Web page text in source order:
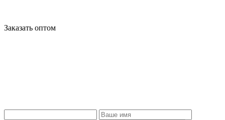
Заказать оптом